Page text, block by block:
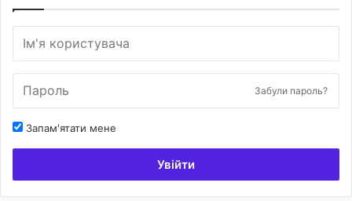
Забули пароль?
Запам'ятати мене
Увійти